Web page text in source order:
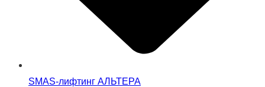
SMAS-лифтинг АЛЬТЕРА